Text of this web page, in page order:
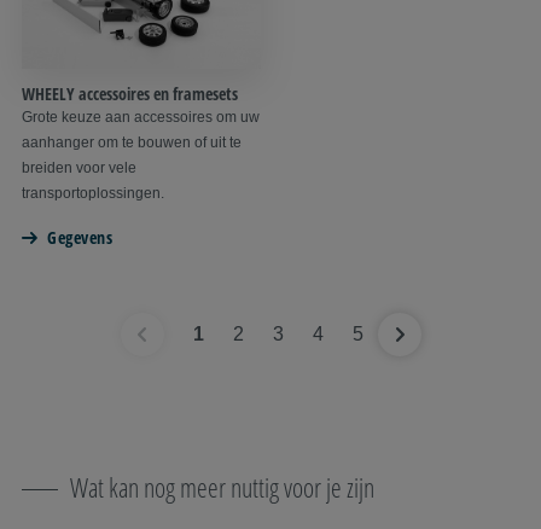
WHEELY accessoires en framesets
Grote keuze aan accessoires om uw
aanhanger om te bouwen of uit te
breiden voor vele
transportoplossingen.
Gegevens
1 2 3 4 5
Wat kan nog meer nuttig voor je zijn